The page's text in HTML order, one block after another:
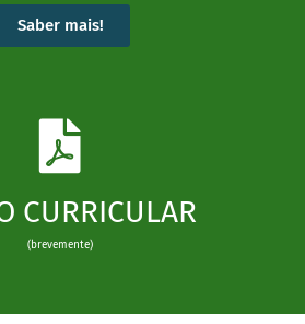
Saber mais!
CURRICULAR
(brevemente)